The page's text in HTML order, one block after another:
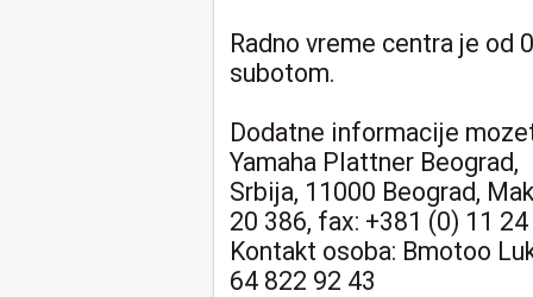
Radno vreme centra je od
subotom.
Dodatne informacije
Yamaha Plattner Beograd,
Srbija, 11000 Beograd,
20 386, fax: +381 (0) 11
Kontakt osoba: Bmotoo
64 822 92 43